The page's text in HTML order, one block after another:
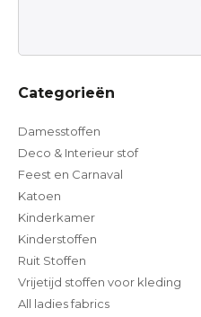
Categorieën
Damesstoffen
Deco & Interieur stof
Feest en Carnaval
Katoen
Kinderkamer
Kinderstoffen
Ruit Stoffen
Vrijetijd stoffen voor kleding
All ladies fabrics